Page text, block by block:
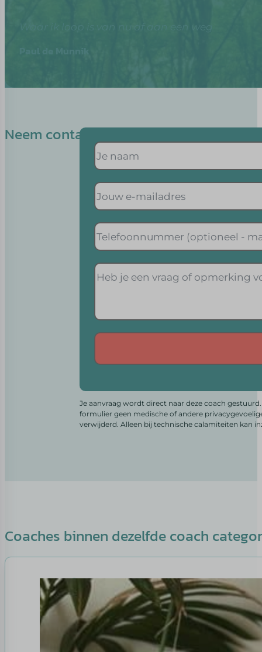
Neem contact op met Yvon
Je aanvraag wordt direct naar deze coach
formulier geen medische of andere
verwijderd. Alleen bij technische calamiteiten kan
Coaches binnen dezelfde coach